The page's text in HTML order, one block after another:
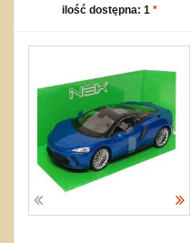
ilość dostępna: 1 *